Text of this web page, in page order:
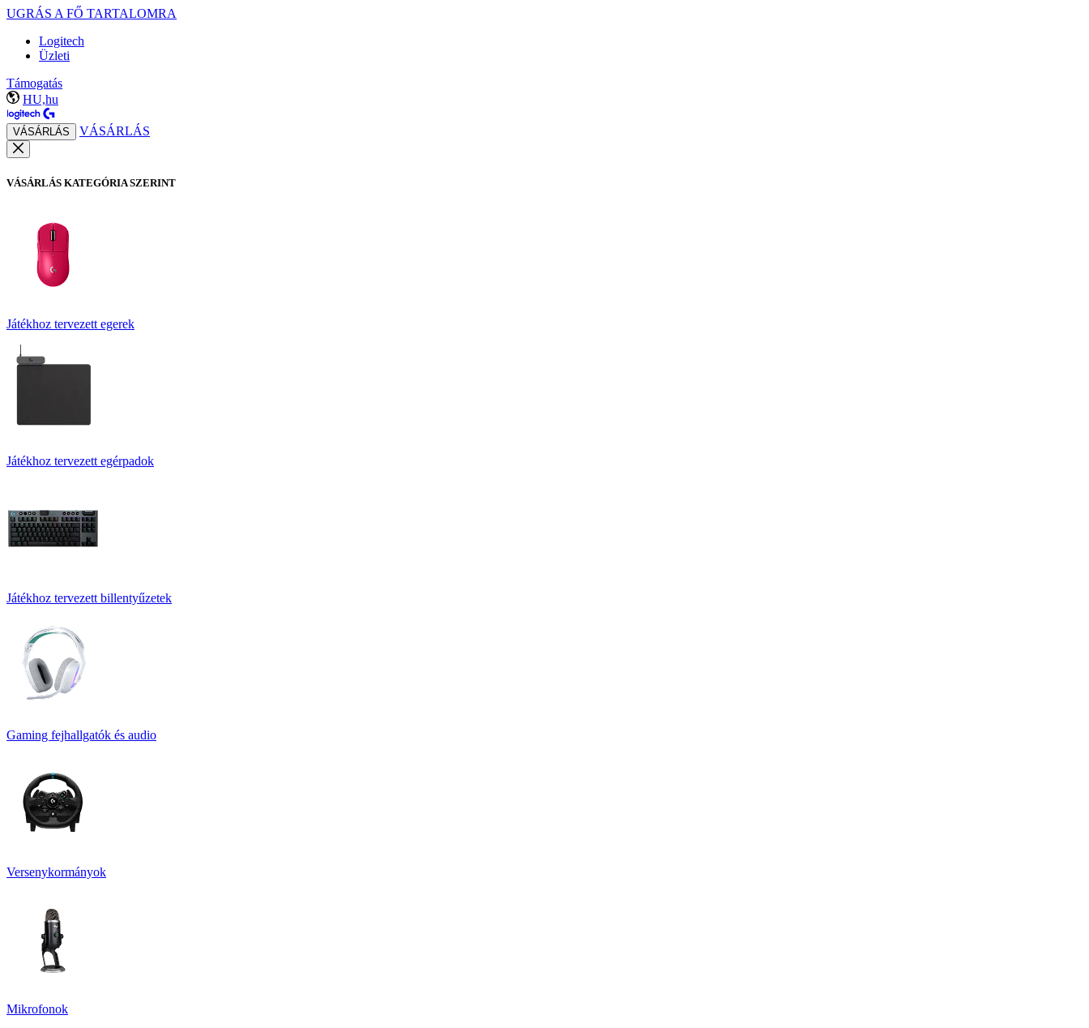
UGRÁS A FŐ TARTALOMRA
Logitech
Üzleti
Támogatás
HU,hu
VÁSÁRLÁS VÁSÁRLÁS
VÁSÁRLÁS KATEGÓRIA SZERINT
Játékhoz tervezett egerek
Játékhoz tervezett egérpadok
Játékhoz tervezett billentyűzetek
Gaming fejhallgatók és audio
Versenykormányok
Mikrofonok